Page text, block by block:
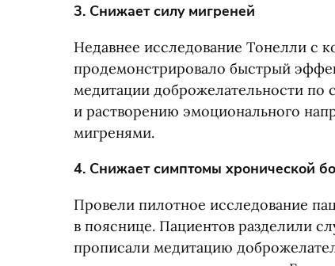
3. Снижает силу мигреней
Недавнее исследование Тонелли с
продемонстрировало быстрый
медитации доброжелательности
и растворению эмоционального
мигренями.
4. Снижает симптомы хронической
Провели пилотное исследование
в пояснице. Пациентов разделили
прописали медитацию